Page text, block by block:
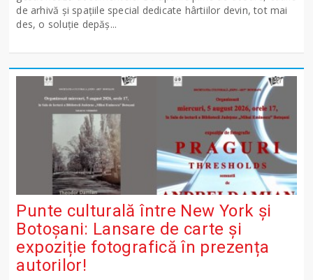
de arhivă și spațiile special dedicate hârtiilor devin, tot mai
des, o soluție depăș...
Punte culturală între New York și
Botoșani: Lansare de carte și
expoziție fotografică în prezența
autorilor!